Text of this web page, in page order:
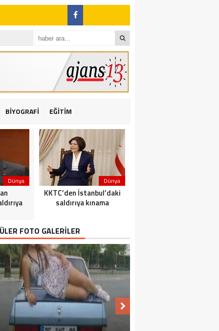
2 yaralı
BİYOGRAFİ EĞİTİM
Dünya Dünya
KKTC’den İstanbul’daki
saldırıya kınama
FOTO GALERİLER